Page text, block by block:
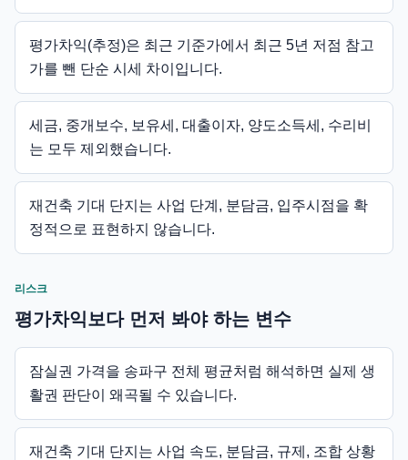
평가차익(추정)은 최근 기준가에서 최근 5년 저점 참고
가를 뺀 단순 시세 차이입니다.
세금, 중개보수, 보유세, 대출이자, 양도소득세, 수리비
는 모두 제외했습니다.
재건축 기대 단지는 사업 단계, 분담금, 입주시점을 확
정적으로 표현하지 않습니다.
리스크
평가차익보다 먼저 봐야 하는 변수
잠실권 가격을 송파구 전체 평균처럼 해석하면 실제 생
활권 판단이 왜곡될 수 있습니다.
재건축 기대 단지는 사업 속도, 분담금, 규제, 조합 상황